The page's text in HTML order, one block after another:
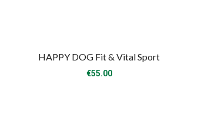
HAPPY DOG Fit & Vital Sport
€55.00